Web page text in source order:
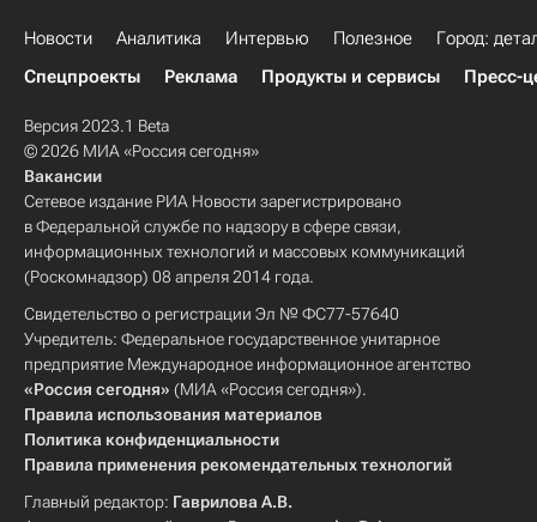
Новости Аналитика Интервью Полезное
Город:
Спецпроекты
Реклама Продукты и сервисы Пресс-
Версия 2023.1 Beta
© 2026 МИА «Россия сегодня»
Вакансии
Сетевое издание РИА Новости зарегистрировано
в Федеральной службе по надзору в сфере связи,
информационных технологий и массовых коммуникаций
(Роскомнадзор) 08 апреля 2014 года.
Свидетельство о регистрации Эл № ФС77-57640
Учредитель: Федеральное государственное унитарное
предприятие Международное информационное агентство
«Россия сегодня» (МИА «Россия сегодня»).
Правила использования материалов
Политика конфиденциальности
Правила применения рекомендательных технологий
Главный редактор: Гаврилова А.В.